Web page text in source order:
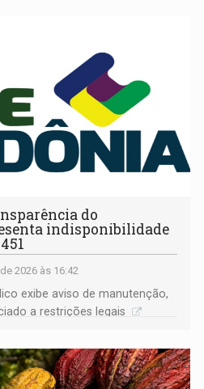
do
indisponibilidade
2026 às 16:42
exibe aviso de manutenção,
a restrições legais